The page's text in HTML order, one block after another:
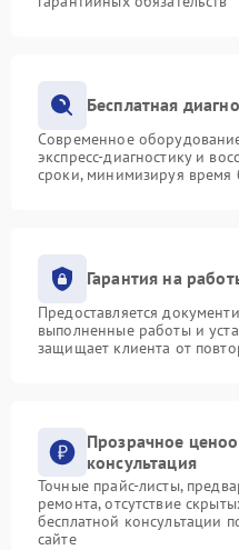
Бесплатная
Современное
экспресс-диагностику и
сроки, минимизируя время
Гарантия на
Предоставляется
выполненные работы и
защищает клиента от
Прозрачное
консультация
Точные прайс-листы,
ремонта, отсутствие
бесплатной консультации
сайте